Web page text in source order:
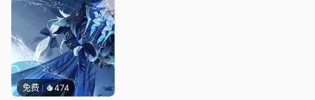
免费 474